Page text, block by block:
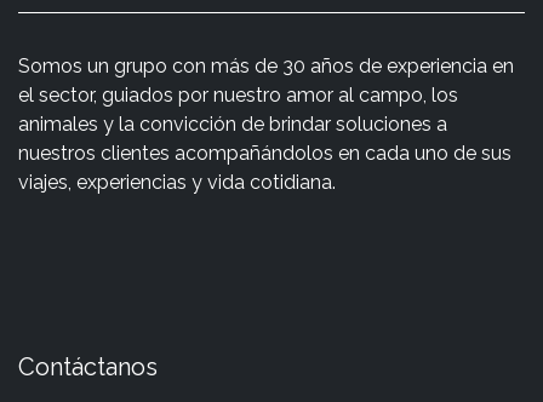
Somos un grupo con más de 30 años de experiencia en
el sector, guiados por nuestro amor al campo, los
animales y la convicción de brindar soluciones a
nuestros clientes acompañándolos en cada uno de sus
viajes, experiencias y vida cotidiana.
Contáctanos